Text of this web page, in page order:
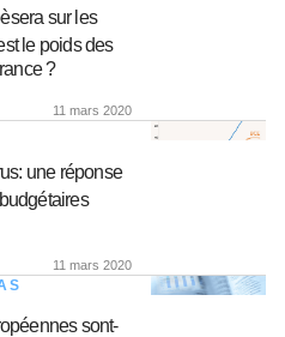
sur les
le poids des
?
11 mars 2020
une réponse
11 mars 2020
sont-